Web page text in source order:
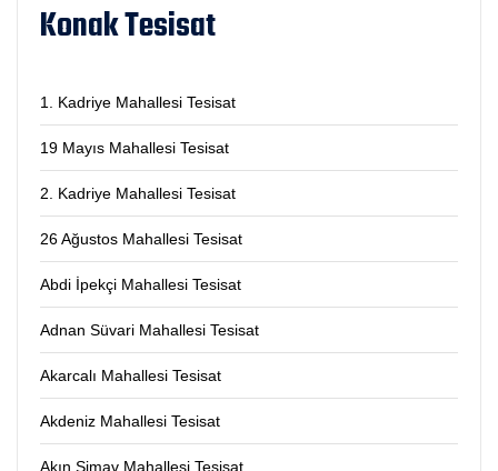
Konak Tesisat
1. Kadriye Mahallesi Tesisat
19 Mayıs Mahallesi Tesisat
2. Kadriye Mahallesi Tesisat
26 Ağustos Mahallesi Tesisat
Abdi İpekçi Mahallesi Tesisat
Adnan Süvari Mahallesi Tesisat
Akarcalı Mahallesi Tesisat
Akdeniz Mahallesi Tesisat
Akın Simav Mahallesi Tesisat